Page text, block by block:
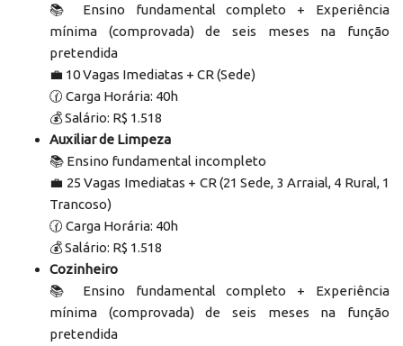
📚 Ensino fundamental completo + Experiência
mínima (comprovada) de seis meses na função
pretendida
‍💼 10 Vagas Imediatas + CR (Sede)
🕜 Carga Horária: 40h
💰 Salário: R$ 1.518
Auxiliar de Limpeza
📚 Ensino fundamental incompleto
‍💼 25 Vagas Imediatas + CR (21 Sede, 3 Arraial, 4 Rural, 1
Trancoso)
🕜 Carga Horária: 40h
💰 Salário: R$ 1.518
Cozinheiro
📚 Ensino fundamental completo + Experiência
mínima (comprovada) de seis meses na função
pretendida